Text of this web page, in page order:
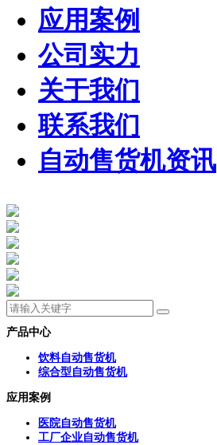
应用案例
公司实力
关于我们
联系我们
自动售货机资讯
产品中心
饮料自动售货机
综合型自动售货机
应用案例
医院自动售货机
工厂企业自动售货机